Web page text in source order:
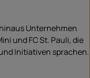
Unternehmen
und FC St. Pauli, die
Initiativen sprachen.